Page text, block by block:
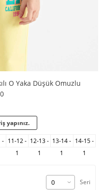
O Yaka Düşük Omuzlu
yapınız.
- 11-12 -
1
12-13 -
1
13-14 -
1
14-15 -
1
Seri